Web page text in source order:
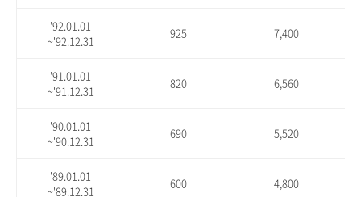
'92.01.01
~'92.12.31
925 7,400
'91.01.01
~'91.12.31
820 6,560
'90.01.01
~'90.12.31
690 5,520
'89.01.01
~'89.12.31
600 4,800